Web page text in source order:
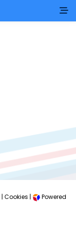
| Cookies |
Powered